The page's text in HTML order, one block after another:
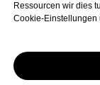
Ressourcen wir dies
Cookie-Einstellungen
Cookies-